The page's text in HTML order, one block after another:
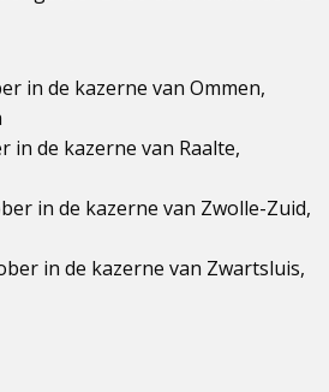
in de kazerne van Ommen,
in de kazerne van Raalte,
in de kazerne van Zwolle-Zuid,
in de kazerne van Zwartsluis,